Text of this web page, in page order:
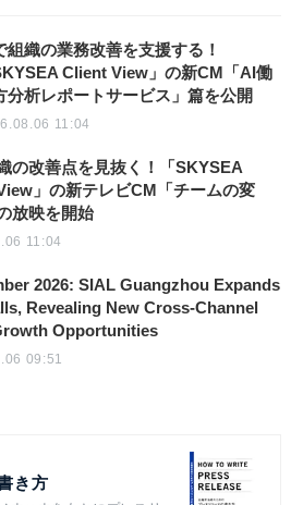
組織の業務改善を支援する！
Client View」の新CM「AI働
分析レポートサービス」篇を公開
11:04
の改善点を見抜く！「SKYSEA
」の新テレビCM「チームの変
放映を開始
11:04
2026: SIAL Guangzhou Expands
Revealing New Cross-Channel
Opportunities
09:51
き方